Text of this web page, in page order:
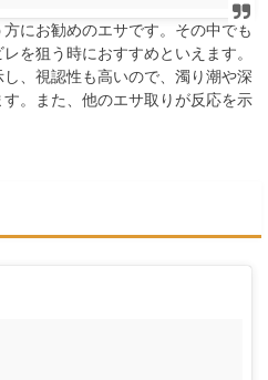
にお勧めのエサです。その中でも
を狙う時におすすめといえます。
、視認性も高いので、濁り潮や深
。また、他のエサ取りが反応を示